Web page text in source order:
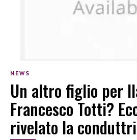
NEWS
Un altro figlio per
Francesco Totti?
rivelato la